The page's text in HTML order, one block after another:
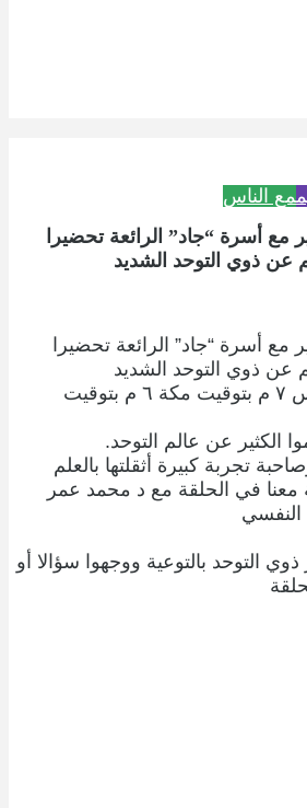
مع الناس
أسرة “جاد” الرائعة تحضيرا
عن ذوي التوحد الشديد
أسرة “جاد” الرائعة تحضيرا
عن ذوي التوحد الشديد
الأربعاء الأول من مارس ٧ م بتوقيت مكة ٦ م بتوقيت
الكثير عن عالم التوحد.
تجربة كبيرة أثقلتها بالعلم
معنا في الحلقة مع د محمد عمر
التوحد بالتوعية ووجهوا سؤالا أو